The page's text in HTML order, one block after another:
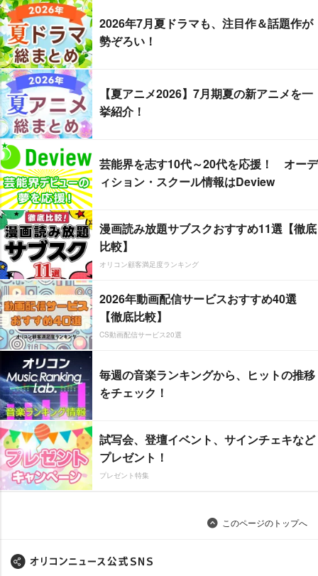
2026年7月夏ドラマも、注目作＆話題作が
勢ぞろい！
【夏アニメ2026】7月期夏の新アニメを一
挙紹介！
芸能界を志す10代～20代を応援！ オーデ
ィション・スクール情報はDeview
漫画読み放題サブスクおすすめ11選【徹底
比較】
オリコン顧客満足度ランキング
2026年動画配信サービスおすすめ40選
【徹底比較】
CS動画配信サービス20選
毎週の音楽ランキングから、ヒットの推移
をチェック！
試写会、登壇イベント、サインチェキなど
プレゼント！
プレゼント特集
このページのトップへ